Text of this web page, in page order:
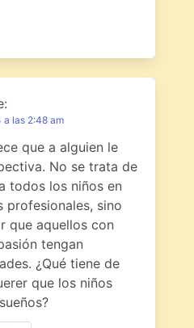
a las 2:48 am
que a alguien le
No se trata de
todos los niños en
profesionales, sino
que aquellos con
tengan
¿Qué tiene de
que los niños